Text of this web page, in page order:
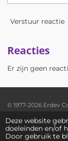
Deze website
doeleinden en/of
Door gebruik te
Verstuur reactie
Reacties
Er zijn geen
© 1977-2026 Erdev
Powered byJouwWeb